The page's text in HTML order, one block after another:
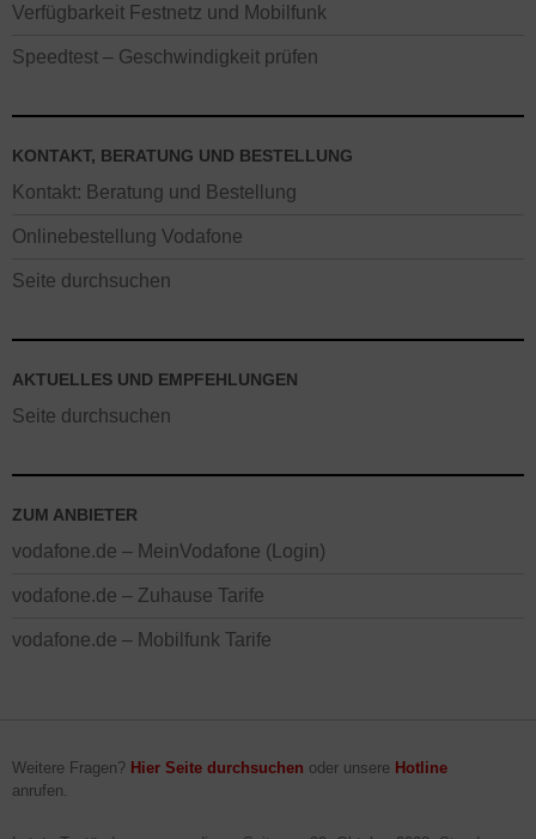
Verfügbarkeit Festnetz und Mobilfunk
Speedtest – Geschwindigkeit prüfen
KONTAKT, BERATUNG UND BESTELLUNG
Kontakt: Beratung und Bestellung
Onlinebestellung Vodafone
Seite durchsuchen
AKTUELLES UND EMPFEHLUNGEN
Seite durchsuchen
ZUM ANBIETER
vodafone.de – MeinVodafone (Login)
vodafone.de – Zuhause Tarife
vodafone.de – Mobilfunk Tarife
Weitere Fragen? Hier Seite durchsuchen oder unsere Hotline
anrufen.